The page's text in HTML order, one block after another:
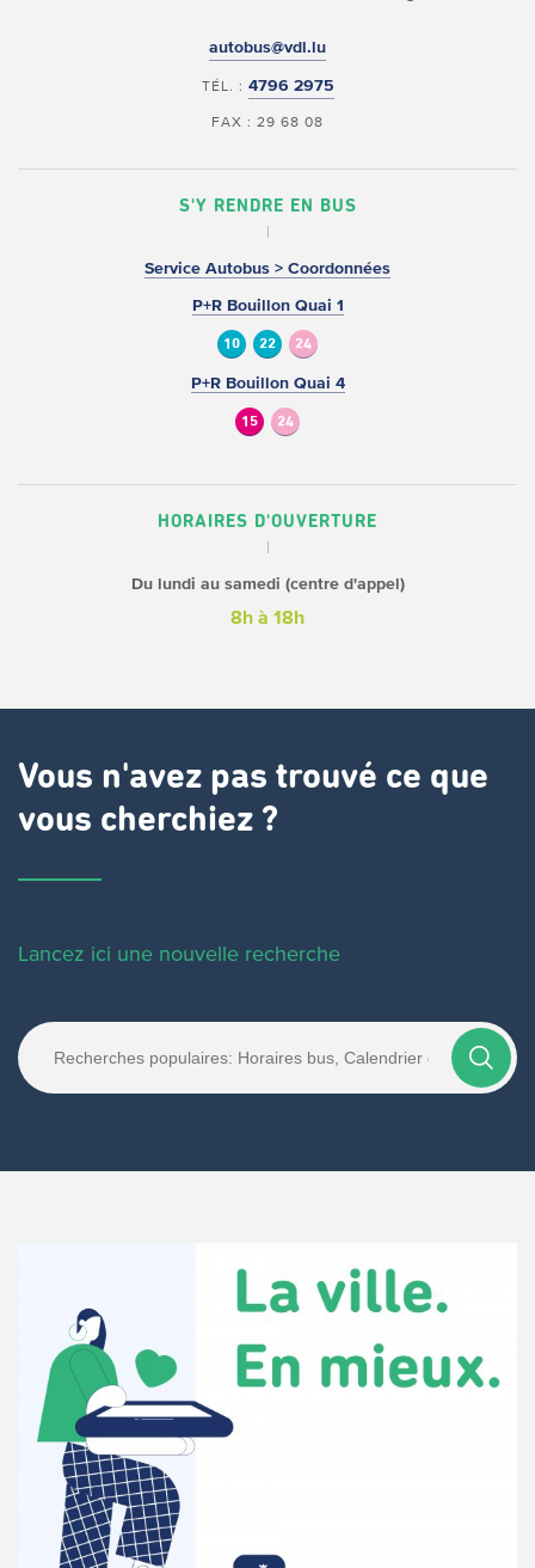
autobus@vdl.lu
TÉL. : 4796 2975
FAX : 29 68 08
S'Y RENDRE EN BUS
Service Autobus > Coordonnées
P+R Bouillon Quai 1
10 22 24
P+R Bouillon Quai 4
15 24
HORAIRES D'OUVERTURE
Du lundi au samedi (centre d'appel)
8h à 18h
Vous n'avez pas trouvé ce que
vous cherchiez ?
Lancez ici une nouvelle recherche